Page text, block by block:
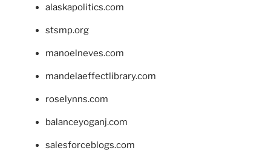
alaskapolitics.com
stsmp.org
manoelneves.com
mandelaeffectlibrary.com
roselynns.com
balanceyoganj.com
salesforceblogs.com